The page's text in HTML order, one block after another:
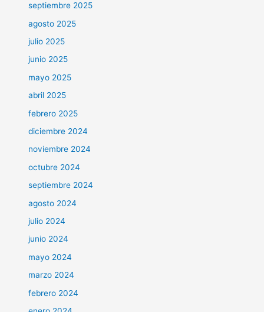
septiembre 2025
agosto 2025
julio 2025
junio 2025
mayo 2025
abril 2025
febrero 2025
diciembre 2024
noviembre 2024
octubre 2024
septiembre 2024
agosto 2024
julio 2024
junio 2024
mayo 2024
marzo 2024
febrero 2024